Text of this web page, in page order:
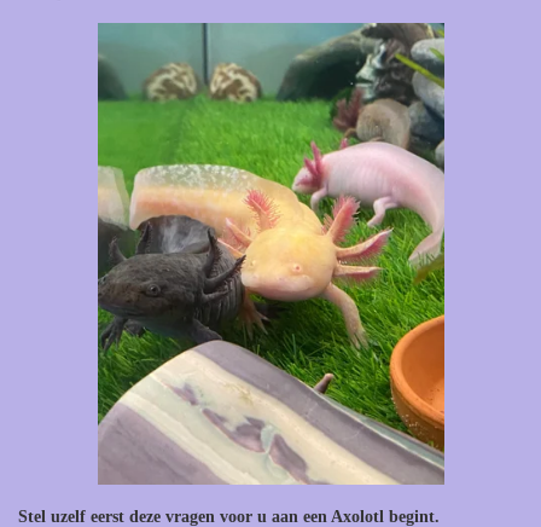
Stel uzelf eerst deze vragen voor u aan een Axolotl begint.